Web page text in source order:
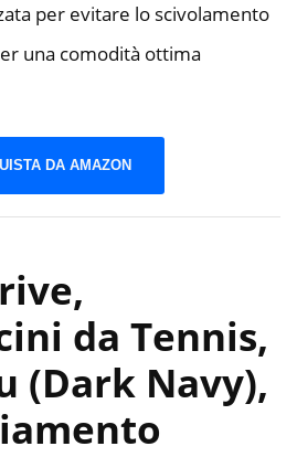
per evitare lo scivolamento
una comodità ottima
DA AMAZON
da Tennis,
(Dark Navy),